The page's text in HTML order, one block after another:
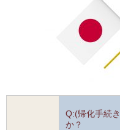
Q:(帰化手続
か？